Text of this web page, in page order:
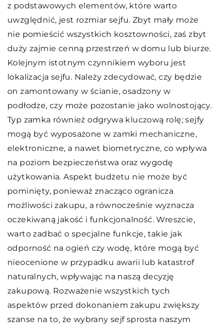
z podstawowych elementów, które warto
uwzględnić, jest rozmiar sejfu. Zbyt mały może
nie pomieścić wszystkich kosztowności, zaś zbyt
duży zajmie cenną przestrzeń w domu lub biurze.
Kolejnym istotnym czynnikiem wyboru jest
lokalizacja sejfu. Należy zdecydować, czy będzie
on zamontowany w ścianie, osadzony w
podłodze, czy może pozostanie jako wolnostojący.
Typ zamka również odgrywa kluczową rolę; sejfy
mogą być wyposażone w zamki mechaniczne,
elektroniczne, a nawet biometryczne, co wpływa
na poziom bezpieczeństwa oraz wygodę
użytkowania. Aspekt budżetu nie może być
pominięty, ponieważ znacząco ogranicza
możliwości zakupu, a równocześnie wyznacza
oczekiwaną jakość i funkcjonalność. Wreszcie,
warto zadbać o specjalne funkcje, takie jak
odporność na ogień czy wodę, które mogą być
nieocenione w przypadku awarii lub katastrof
naturalnych, wpływając na naszą decyzję
zakupową. Rozważenie wszystkich tych
aspektów przed dokonaniem zakupu zwiększy
szanse na to, że wybrany sejf sprosta naszym